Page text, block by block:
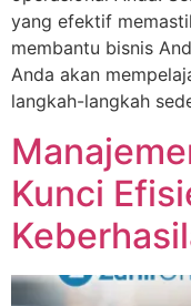
yang efektif
membantu bisnis
Anda akan
langkah-langkah
Kunci